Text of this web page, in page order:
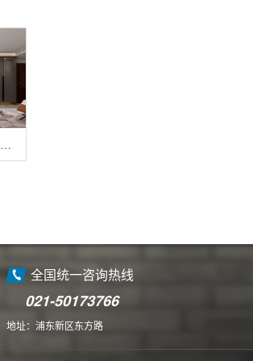
成都装修公司全包价格 成都全包装修多少钱一平
全国统一咨询热线
021-50173766
地址：浦东新区东方路